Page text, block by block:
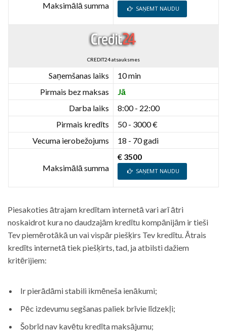
Maksimālā summa SAŅEMT NAUDU
CREDIT24 atsauksmes
Saņemšanas laiks
10 min
Pirmais bez maksas
Jā
Darba laiks
8:00 - 22:00
Pirmais kredīts
50 - 3000 €
Vecuma ierobežojums
18 - 70 gadi
Maksimālā summa
€ 3500
SAŅEMT NAUDU
Piesakoties ātrajam kredītam internetā vari arī ātri
noskaidrot kura no daudzajām kredītu kompānijām ir tieši
Tev piemērotākā un vai vispār piešķirs Tev kredītu. Ātrais
kredīts internetā tiek piešķirts, tad, ja atbilsti dažiem
kritērijiem:
Ir pierādāmi stabili ikmēneša ienākumi;
Pēc izdevumu segšanas paliek brīvie līdzekļi;
Šobrīd nav kavētu kredīta maksājumu;